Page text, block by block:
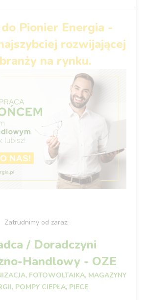
do Pionier Energia -
rozwijającej
na rynku.
Zatrudnimy od zaraz:
/ Doradczyni
Handlowy - OZE
FOTOWOLTAIKA, MAGAZYNY
POMPY CIEPŁA, PIECE